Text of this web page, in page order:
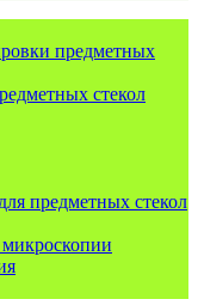
предметных
стекол
предметных стекол